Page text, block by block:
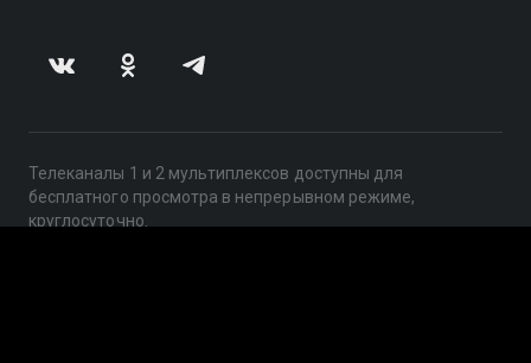
Телеканалы 1 и 2 мультиплексов доступны для
бесплатного просмотра в непрерывном режиме,
круглосуточно.